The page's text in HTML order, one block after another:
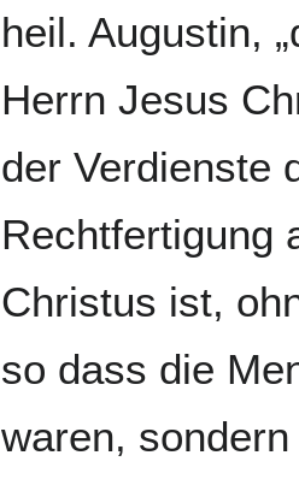
heil. Augustin,
Herrn Jesus
der Verdienste
Rechtfertigung
Christus ist,
so dass die
waren,